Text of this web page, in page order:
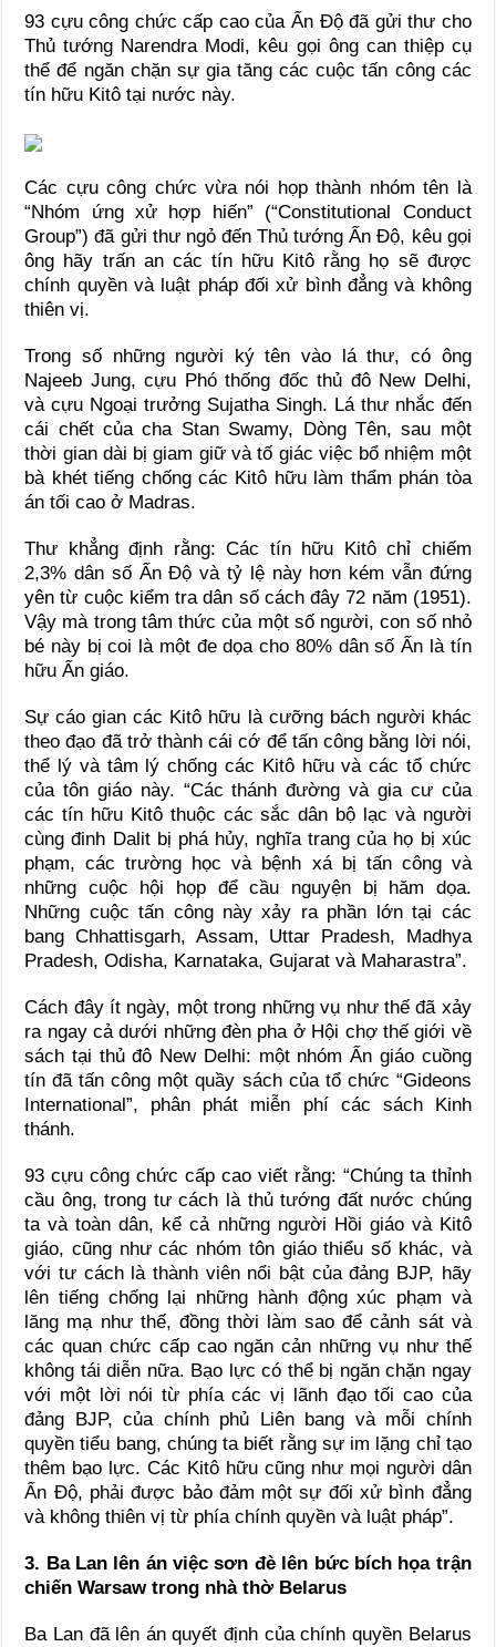
93 cựu công chức cấp cao của Ấn Độ đã gửi thư cho
Thủ tướng Narendra Modi, kêu gọi ông can thiệp cụ
thể để ngăn chặn sự gia tăng các cuộc tấn công các
tín hữu Kitô tại nước này.
Các cựu công chức vừa nói họp thành nhóm tên là
“Nhóm ứng xử hợp hiến” (“Constitutional Conduct
Group”) đã gửi thư ngỏ đến Thủ tướng Ấn Độ, kêu gọi
ông hãy trấn an các tín hữu Kitô rằng họ sẽ được
chính quyền và luật pháp đối xử bình đẳng và không
thiên vị.
Trong số những người ký tên vào lá thư, có ông
Najeeb Jung, cựu Phó thống đốc thủ đô New Delhi,
và cựu Ngoại trưởng Sujatha Singh. Lá thư nhắc đến
cái chết của cha Stan Swamy, Dòng Tên, sau một
thời gian dài bị giam giữ và tố giác việc bổ nhiệm một
bà khét tiếng chống các Kitô hữu làm thẩm phán tòa
án tối cao ở Madras.
Thư khẳng định rằng: Các tín hữu Kitô chỉ chiếm
2,3% dân số Ấn Độ và tỷ lệ này hơn kém vẫn đứng
yên từ cuộc kiểm tra dân số cách đây 72 năm (1951).
Vậy mà trong tâm thức của một số người, con số nhỏ
bé này bị coi là một đe dọa cho 80% dân số Ấn là tín
hữu Ấn giáo.
Sự cáo gian các Kitô hữu là cưỡng bách người khác
theo đạo đã trở thành cái cớ để tấn công bằng lời nói,
thể lý và tâm lý chống các Kitô hữu và các tổ chức
của tôn giáo này. “Các thánh đường và gia cư của
các tín hữu Kitô thuộc các sắc dân bộ lạc và người
cùng đinh Dalit bị phá hủy, nghĩa trang của họ bị xúc
phạm, các trường học và bệnh xá bị tấn công và
những cuộc hội họp để cầu nguyện bị hăm dọa.
Những cuộc tấn công này xảy ra phần lớn tại các
bang Chhattisgarh, Assam, Uttar Pradesh, Madhya
Pradesh, Odisha, Karnataka, Gujarat và Maharastra”.
Cách đây ít ngày, một trong những vụ như thế đã xảy
ra ngay cả dưới những đèn pha ở Hội chợ thế giới về
sách tại thủ đô New Delhi: một nhóm Ấn giáo cuồng
tín đã tấn công một quầy sách của tổ chức “Gideons
International”, phân phát miễn phí các sách Kinh
thánh.
93 cựu công chức cấp cao viết rằng: “Chúng ta thỉnh
cầu ông, trong tư cách là thủ tướng đất nước chúng
ta và toàn dân, kể cả những người Hồi giáo và Kitô
giáo, cũng như các nhóm tôn giáo thiểu số khác, và
với tư cách là thành viên nổi bật của đảng BJP, hãy
lên tiếng chống lại những hành động xúc phạm và
lăng mạ như thế, đồng thời làm sao để cảnh sát và
các quan chức cấp cao ngăn cản những vụ như thế
không tái diễn nữa. Bạo lực có thể bị ngăn chặn ngay
với một lời nói từ phía các vị lãnh đạo tối cao của
đảng BJP, của chính phủ Liên bang và mỗi chính
quyền tiểu bang, chúng ta biết rằng sự im lặng chỉ tạo
thêm bạo lực. Các Kitô hữu cũng như mọi người dân
Ấn Độ, phải được bảo đảm một sự đối xử bình đẳng
và không thiên vị từ phía chính quyền và luật pháp”.
3. Ba Lan lên án việc sơn đè lên bức bích họa trận
chiến Warsaw trong nhà thờ Belarus
Ba Lan đã lên án quyết định của chính quyền Belarus